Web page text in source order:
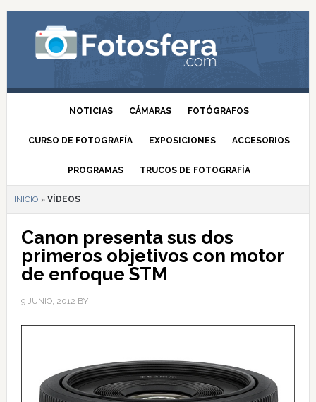
NOTICIAS CÁMARAS FOTÓGRAFOS
CURSO DE FOTOGRAFÍA EXPOSICIONES ACCESORIOS
PROGRAMAS TRUCOS DE FOTOGRAFÍA
INICIO» VÍDEOS
Canon presenta sus dos
primeros objetivos con motor
de enfoque STM
9 JUNIO, 2012 BY